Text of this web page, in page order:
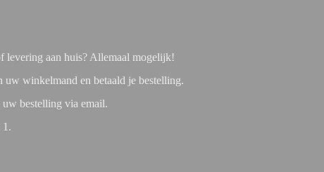
levering aan huis? Allemaal mogelijk!
winkelmand en betaald je bestelling.
uw bestelling via email.
1.